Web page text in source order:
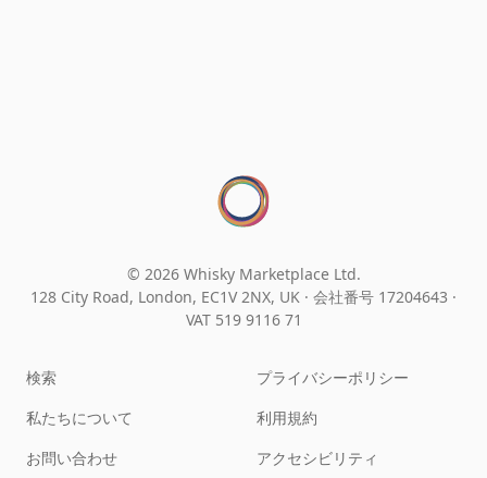
© 2026 Whisky Marketplace Ltd.
128 City Road, London, EC1V 2NX, UK · 会社番号 17204643 ·
VAT 519 9116 71
検索
私たちについて
お問い合わせ
プライバシーポリシー
利用規約
アクセシビリティ